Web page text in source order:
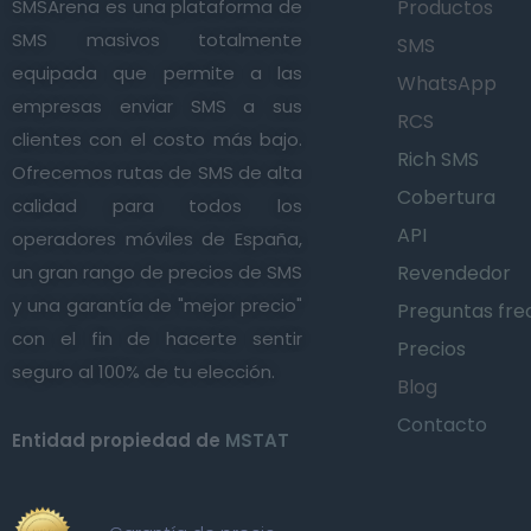
SMSArena es una plataforma de
SMS masivos totalmente
equipada que permite a las
empresas enviar SMS a sus
clientes con el costo más bajo.
Ofrecemos rutas de SMS de alta
calidad para todos los
operadores móviles de España,
un gran rango de precios de SMS
y una garantía de "mejor precio"
con el fin de hacerte sentir
seguro al 100% de tu elección.
Entidad propiedad de MSTAT
Productos
SMS
WhatsApp
RCS
Rich SMS
Cobertura
API
Revendedor
Preguntas
Precios
Blog
Contacto